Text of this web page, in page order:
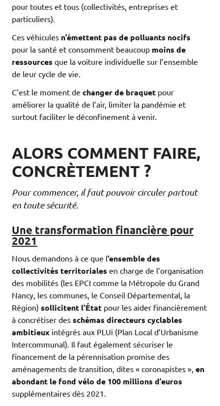
pour toutes et tous (collectivités, entreprises et
particuliers).
Ces véhicules n’émettent pas de polluants nocifs
pour la santé et consomment beaucoup moins de
ressources que la voiture individuelle sur l’ensemble
de leur cycle de vie.
C’est le moment de changer de braquet pour
améliorer la qualité de l’air, limiter la pandémie et
surtout faciliter le déconfinement à venir.
ALORS COMMENT FAIRE,
CONCRÈTEMENT ?
Pour commencer, il faut pouvoir circuler partout
en toute sécurité.
Une transformation financière pour
2021
Nous demandons à ce que l’ensemble des
collectivités territoriales en charge de l’organisation
des mobilités (les EPCI comme la Métropole du Grand
Nancy, les communes, le Conseil Départemental, la
Région) sollicitent l’État pour les aider financièrement
à concrétiser des schémas directeurs cyclables
ambitieux intégrés aux PLUi (Plan Local d’Urbanisme
Intercommunal). Il faut également sécuriser le
financement de la pérennisation promise des
aménagements de transition, dites « coronapistes », en
abondant le fond vélo de 100 millions d’euros
supplémentaires dès 2021.